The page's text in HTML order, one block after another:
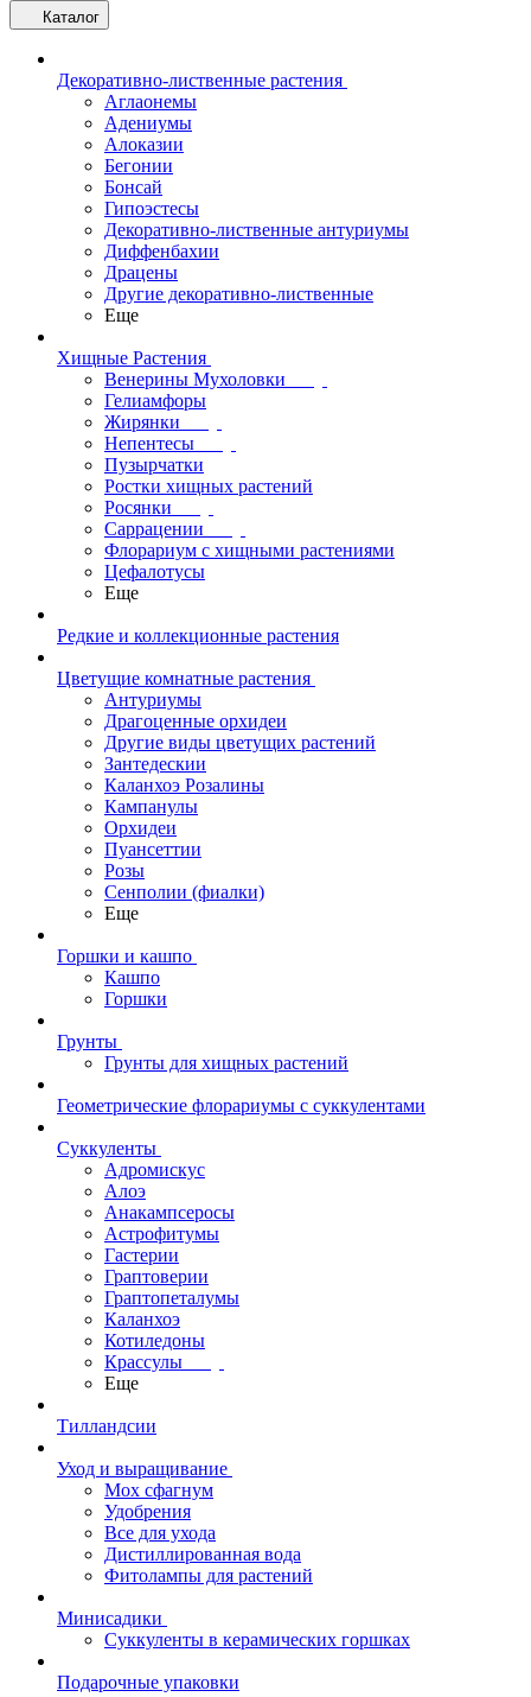
Каталог
Декоративно-лиственные растения
Аглаонемы
Адениумы
Алоказии
Бегонии
Бонсай
Гипоэстесы
Декоративно-лиственные антуриумы
Диффенбахии
Драцены
Другие декоративно-лиственные
Еще
Хищные Растения
Венерины Мухоловки
Гелиамфоры
Жирянки
Непентесы
Пузырчатки
Ростки хищных растений
Росянки
Саррацении
Флорариум с хищными растениями
Цефалотусы
Еще
Редкие и коллекционные растения
Цветущие комнатные растения
Антуриумы
Драгоценные орхидеи
Другие виды цветущих растений
Зантедескии
Каланхоэ Розалины
Кампанулы
Орхидеи
Пуансеттии
Розы
Сенполии (фиалки)
Еще
Горшки и кашпо
Кашпо
Горшки
Грунты
Грунты для хищных растений
Геометрические флорариумы с суккулентами
Суккуленты
Адромискус
Алоэ
Анакампсеросы
Астрофитумы
Гастерии
Граптоверии
Граптопеталумы
Каланхоэ
Котиледоны
Крассулы
Еще
Тилландсии
Уход и выращивание
Мох сфагнум
Удобрения
Все для ухода
Дистиллированная вода
Фитолампы для растений
Минисадики
Суккуленты в керамических горшках
Подарочные упаковки